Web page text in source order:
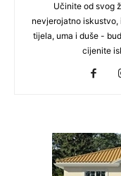
Učinite od svog
nevjerojatno
tijela, uma i duše -
cijenite